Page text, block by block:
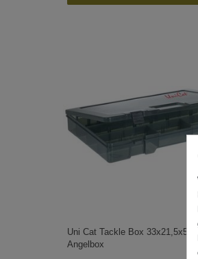
Uni Cat Tackle Box
Angelbox